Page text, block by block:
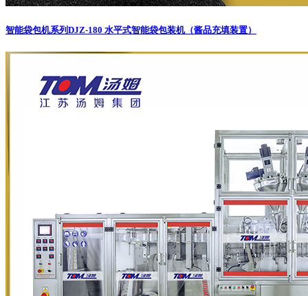
智能袋包机系列 DJZ-180 水平式智能袋包装机（酱品充填装置）